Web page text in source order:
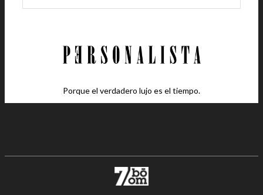
Porque el verdadero lujo es el tiempo.